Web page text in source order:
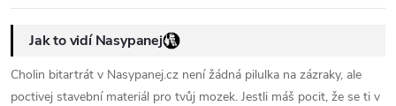
Jak to vidí Nasypanej
Cholin bitartrát v Nasypanej.cz není žádná pilulka na zázraky, ale
poctivej stavební materiál pro tvůj mozek. Jestli máš pocit, že se ti v